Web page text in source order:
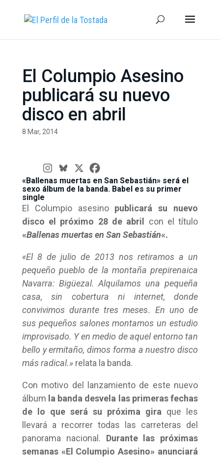
El Columpio Asesino
publicará su nuevo
disco en abril
8 Mar, 2014
«Ballenas muertas en San Sebastián» será el
sexo álbum de la banda. Babel es su primer
single
El Columpio asesinopublicará su nuevo
disco el próximo 28 de abril
con el título
«Ballenas muertas en San Sebastián«.
«El 8 de julio de 2013 nos retiramos a un
pequeño pueblo de la montaña prepirenaica
Navarra: Bigüezal. Alquilamos una pequeña
casa, sin cobertura ni internet, donde
convivimos durante tres meses. En uno de
sus pequeños salones montamos un estudio
improvisado. Y en medio de aquel entorno tan
bello y ermitaño, dimos forma a nuestro disco
más radical.» relata la banda.
Con motivo del lanzamiento de este nuevo
álbum la banda desvela las primeras fechas
de lo que será su próxima gira que les
llevará a recorrer todas las carreteras del
panorama nacional. Durante las próximas
semanas «El Columpio Asesino» anunciará